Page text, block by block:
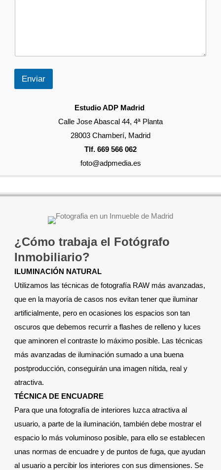
Enviar
Estudio ADP Madrid
Calle Jose Abascal 44, 4ª Planta
28003 Chamberí, Madrid
Tlf. 669 566 062
foto@adpmedia.es
¿Cómo trabaja el Fotógrafo
Inmobiliario?
ILUMINACIÓN NATURAL
Utilizamos las técnicas de fotografía RAW más avanzadas,
que en la mayoría de casos nos evitan tener que iluminar
artificialmente, pero en ocasiones los espacios son tan
oscuros que debemos recurrir a flashes de relleno y luces
que aminoren el contraste lo máximo posible. Las técnicas
más avanzadas de iluminación sumado a una buena
postproducción, conseguirán una imagen nítida, real y
atractiva.
TÉCNICA DE ENCUADRE
Para que una fotografía de interiores luzca atractiva al
usuario, a parte de la iluminación, también debe mostrar el
espacio lo más voluminoso posible, para ello se establecen
unas normas de encuadre y de puntos de fuga, que ayudan
al usuario a percibir los interiores con sus dimensiones. Se